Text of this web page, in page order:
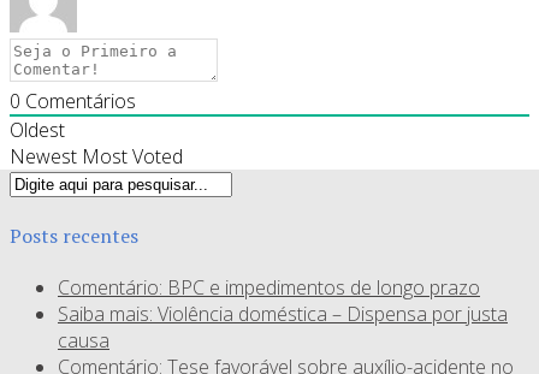
0 Comentários
Oldest
Newest Most Voted
Posts recentes
Comentário: BPC e impedimentos de longo prazo
Saiba mais: Violência doméstica – Dispensa por justa
causa
Comentário: Tese favorável sobre auxílio-acidente no